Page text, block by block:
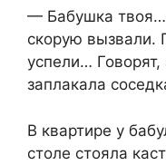
— Бабушка твоя…
скорую вызвали.
успели…
заплакала
В квартире у
столе стояла